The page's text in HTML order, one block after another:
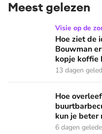
Meest gelezen
Hoe ziet de ideale
Visie op de
Hoe ziet de
Bouwman
kopje koffie
13 dagen
Hoe overleef je als
Hoe
kun je beter
6 dagen